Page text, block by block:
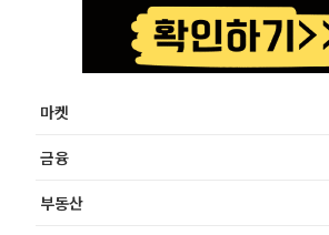
마켓
금융
부동산